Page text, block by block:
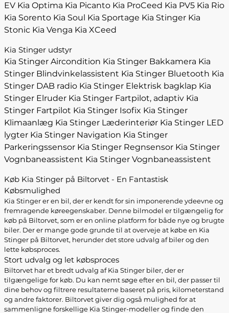
EV Kia Optima Kia Picanto Kia ProCeed Kia PV5 Kia Rio
Kia Sorento Kia Soul Kia Sportage Kia Stinger Kia
Stonic Kia Venga Kia XCeed
Kia Stinger udstyr
Kia Stinger Aircondition Kia Stinger Bakkamera Kia
Stinger Blindvinkelassistent Kia Stinger Bluetooth Kia
Stinger DAB radio Kia Stinger Elektrisk bagklap Kia
Stinger Elruder Kia Stinger Fartpilot, adaptiv Kia
Stinger Fartpilot Kia Stinger Isofix Kia Stinger
Klimaanlæg Kia Stinger Læderinteriør Kia Stinger LED
lygter Kia Stinger Navigation Kia Stinger
Parkeringssensor Kia Stinger Regnsensor Kia Stinger
Vognbaneassistent Kia Stinger Vognbaneassistent
Køb Kia Stinger på Biltorvet - En Fantastisk
Købsmulighed
Kia Stinger er en bil, der er kendt for sin imponerende ydeevne og
fremragende køreegenskaber. Denne bilmodel er tilgængelig for
køb på Biltorvet, som er en online platform for både nye og brugte
biler. Der er mange gode grunde til at overveje at købe en Kia
Stinger på Biltorvet, herunder det store udvalg af biler og den
lette købsproces.
Stort udvalg og let købsproces
Biltorvet har et bredt udvalg af Kia Stinger biler, der er
tilgængelige for køb. Du kan nemt søge efter en bil, der passer til
dine behov og filtrere resultaterne baseret på pris, kilometerstand
og andre faktorer. Biltorvet giver dig også mulighed for at
sammenligne forskellige Kia Stinger-modeller og finde den